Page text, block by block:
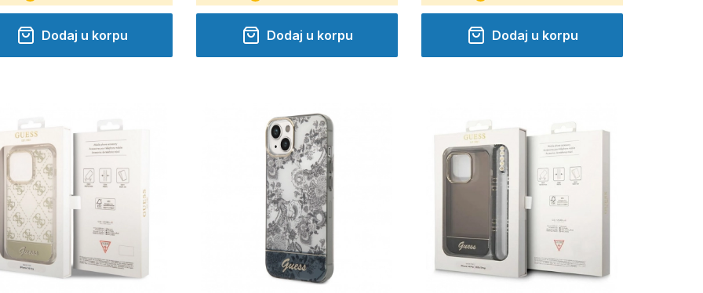
Dodaj u korpu Dodaj u korpu Dodaj u korpu